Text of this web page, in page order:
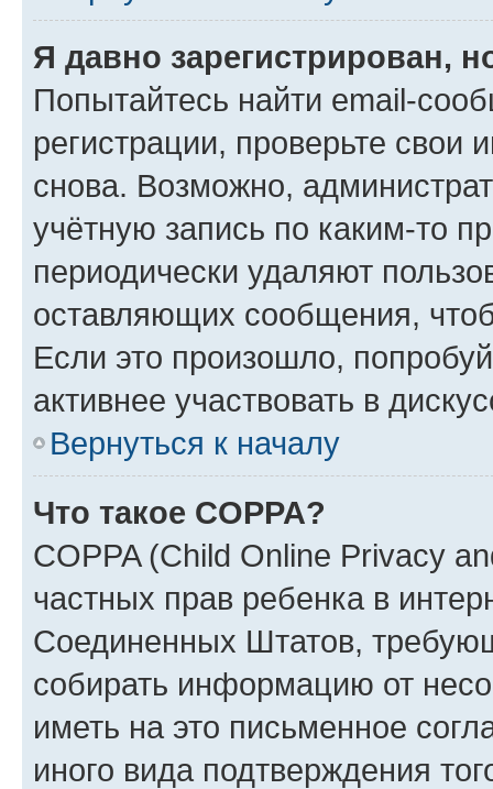
Я давно зарегистрирован,
Попытайтесь найти email-
регистрации, проверьте свои
снова. Возможно,
учётную запись по каким-то
периодически удаляют
оставляющих сообщения,
Если это произошло,
активнее участвовать в
Вернуться к началу
Что такое COPPA?
COPPA (Child Online Privacy
частных прав ребенка в
Соединенных Штатов,
собирать информацию от
иметь на это письменное
иного вида подтверждения